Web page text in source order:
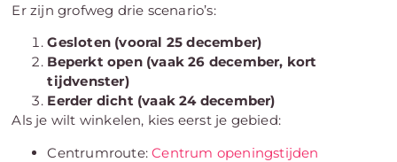
Er zijn grofweg drie scenario’s:
Gesloten (vooral 25 december)
Beperkt open (vaak 26 december, kort
tijdvenster)
Eerder dicht (vaak 24 december)
Als je wilt winkelen, kies eerst je gebied:
Centrumroute:Centrum openingstijden